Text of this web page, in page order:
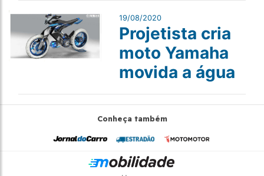
19/08/2020
Projetista cria
moto Yamaha
movida a água
Conheça também